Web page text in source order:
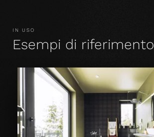
IN USO
Esempi di riferimento